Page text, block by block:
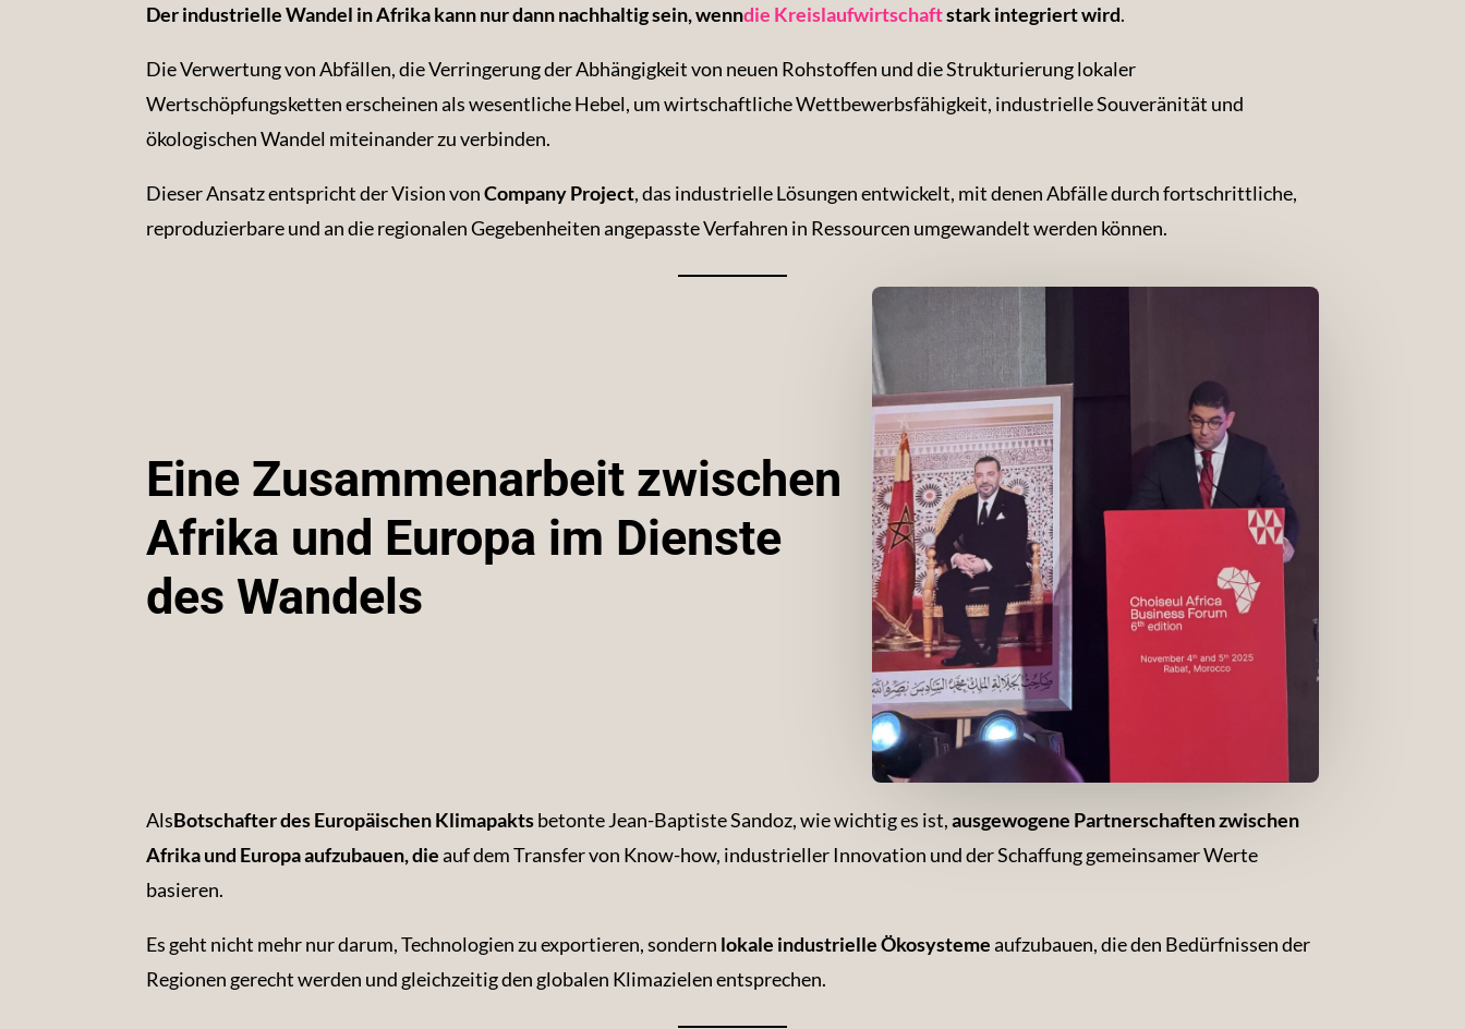
Der industrielle Wandel in Afrika kann nur dann nachhaltig sein, wenndie Kreislaufwirtschaftstark integriert wird.
Die Verwertung von Abfällen, die Verringerung der Abhängigkeit von neuen Rohstoffen und die Strukturierung lokaler
Wertschöpfungsketten erscheinen als wesentliche Hebel, um wirtschaftliche Wettbewerbsfähigkeit, industrielle Souveränität und
ökologischen Wandel miteinander zu verbinden.
Dieser Ansatz entspricht der Vision vonCompany Project, das industrielle Lösungen entwickelt, mit denen Abfälle durch fortschrittliche,
reproduzierbare und an die regionalen Gegebenheiten angepasste Verfahren in Ressourcen umgewandelt werden können.
Eine Zusammenarbeit zwischen
Afrika und Europa im Dienste
des Wandels
AlsBotschafter des Europäischen Klimapaktsbetonte Jean-Baptiste Sandoz, wie wichtig es ist,ausgewogene Partnerschaften zwischen
Afrika und Europa aufzubauen, dieauf dem Transfer von Know-how, industrieller Innovation und der Schaffung gemeinsamer Werte
basieren.
Es geht nicht mehr nur darum, Technologien zu exportieren, sondern lokale industrielle Ökosystemeaufzubauen, die den Bedürfnissen der
Regionen gerecht werden und gleichzeitig den globalen Klimazielen entsprechen.